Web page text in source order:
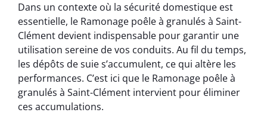
Dans un contexte où la sécurité domestique est
essentielle, le Ramonage poêle à granulés à Saint-
Clément devient indispensable pour garantir une
utilisation sereine de vos conduits. Au fil du temps,
les dépôts de suie s’accumulent, ce qui altère les
performances. C’est ici que le Ramonage poêle à
granulés à Saint-Clément intervient pour éliminer
ces accumulations.